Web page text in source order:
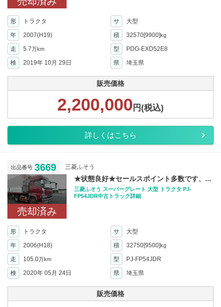
形 トラクタ サ
大型
年
2007(H19) 積 32570[9900]kg
走 5.7万km 型
PDG-EXD52E8
検
2019年 10月 29日 県 埼玉県
販売価格
2,200,000 円(税込)
詳しくはこちら
出品番号 3669 三菱ふそう
売却済み
★状態良好★セールスポイント多数です、...
三菱ふそう スーパーグレート 大型 トラクタ PJ-
FP54JDR中古トラック詳細
形 トラクタ サ
大型
年
2006(H18) 積 32750[9500]kg
走 105.0万km 型
PJ-FP54JDR
検
2020年 05月 24日 県 埼玉県
販売価格